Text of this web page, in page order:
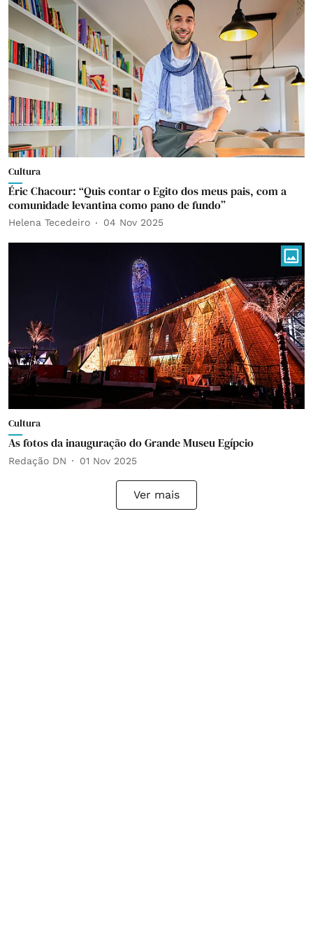
Cultura
Éric Chacour: “Quis contar o Egito dos meus pais, com a
comunidade levantina como pano de fundo”
Helena Tecedeiro 04 Nov 2025
Cultura
As fotos da inauguração do Grande Museu Egípcio
Redação DN 01 Nov 2025
Ver mais